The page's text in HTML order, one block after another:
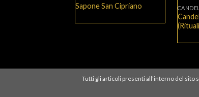
Sapone San Cipriano
Tutti gli articoli presenti all’interno del